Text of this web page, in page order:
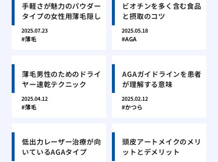
手軽さが魅力のパウダー
タイプの女性用薄毛隠し
2025.07.23
薄毛
ビオチンを多く含む食品
と摂取のコツ
2025.05.18
AGA
薄毛男性のためのドライ
ヤー速乾テクニック
2025.04.12
薄毛
AGAガイドラインを患者
が理解する意味
2025.02.12
かつら
低出力レーザー治療が向
いているAGAタイプ
頭皮アートメイクのメリ
ットとデメリット